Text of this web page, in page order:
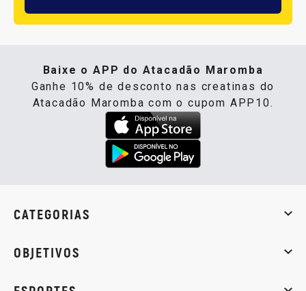
Baixe o APP do Atacadão Maromba
Ganhe 10% de desconto nas creatinas do
Atacadão Maromba com o cupom APP10.
CATEGORIAS
OBJETIVOS